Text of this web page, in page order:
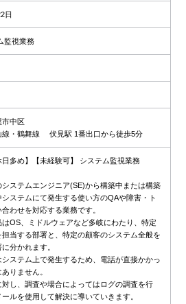
日
監視業務
市中区
・鶴舞線 伏見駅 1番出口から徒歩5分
日多め】【未経験可】 システム監視業務
ステムエンジニア(SE)から構築中または構築
ステムにて発生する使い方のQAや障害・ト
わせを対応する業務です。
OS、ミドルウェアなど多岐にわたり、特定
当する部署と、特定の顧客のシステム全般を
分かれます。
ステム上で発生するため、電話が直接かかっ
りません。
し、調査や場合によってはログの調査を行
ルを使用して解決に導いていきます。